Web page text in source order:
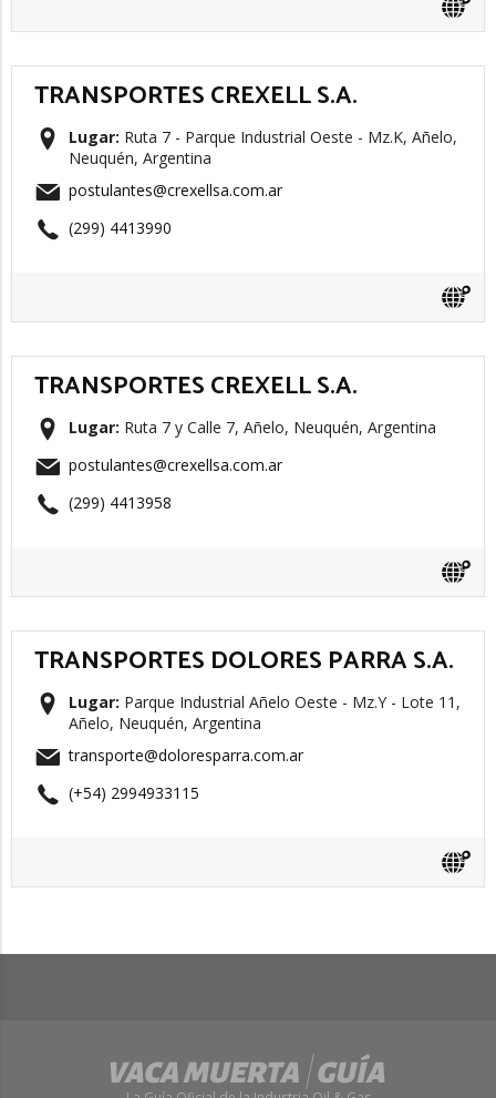
TRANSPORTES CREXELL S.A.
Lugar: Ruta 7 - Parque Industrial Oeste - Mz.K, Añelo,
Neuquén, Argentina
postulantes@crexellsa.com.ar
(299) 4413990
TRANSPORTES CREXELL S.A.
Lugar: Ruta 7 y Calle 7, Añelo, Neuquén, Argentina
postulantes@crexellsa.com.ar
(299) 4413958
TRANSPORTES DOLORES PARRA S.A.
Lugar: Parque Industrial Añelo Oeste - Mz.Y - Lote 11,
Añelo, Neuquén, Argentina
transporte@doloresparra.com.ar
(+54) 2994933115